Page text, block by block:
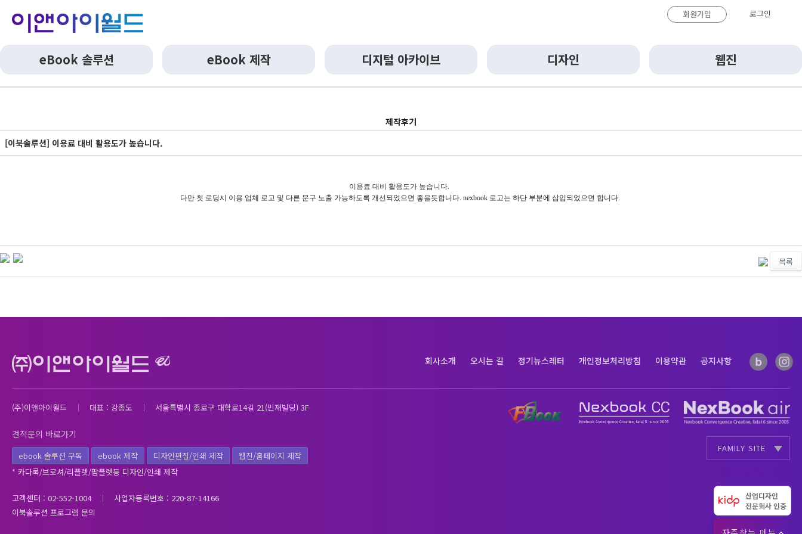
회원가입 로그인
eBook 솔루션 eBook 제작 디지털 아카이브 디자인 웹진
산업디자인
전문회사 인증
제작후기
[이북솔루션] 이용료 대비 활용도가 높습니다.
이용료 대비 활용도가 높습니다.
다만 첫 로딩시 이용 업체 로고 및 다른 문구 노출 가능하도록 개선되었으면 좋을듯합니다. nexbook 로고는 하단 부분에 삽입되었으면 합니다.
목록
회사소개 오시는 길 정기뉴스레터 개인정보처리방침 이용약관 공지사항
(주)이앤아이월드 대표 : 강종도 서울특별시 종로구 대학로14길 21(민재빌딩) 3F
견적문의 바로가기
ebook 솔루션 구독 ebook 제작 디자인편집/인쇄 제작
웹진/홈페이지 제작
* 카다록/브로셔/리플렛/팜플렛등 디자인/인쇄 제작
고객센터 : 02-552-1004
사업자등록번호 : 220-87-14166
이북솔루션 프로그램 문의
FAMILY SITE